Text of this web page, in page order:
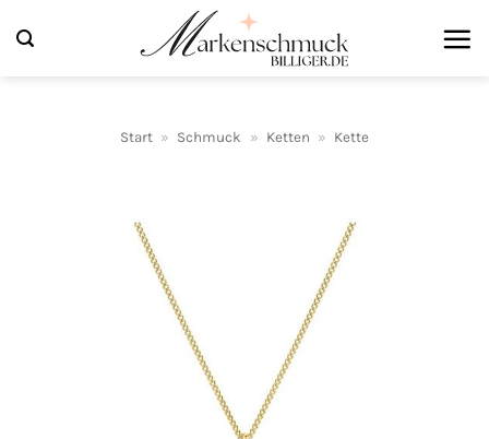
Inhalt
Start » Schmuck » Ketten » Kette